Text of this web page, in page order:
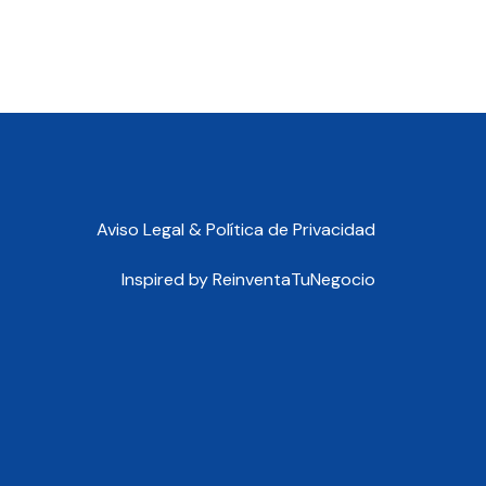
Aviso Legal & Política de Privacidad
Inspired byReinventaTuNegocio